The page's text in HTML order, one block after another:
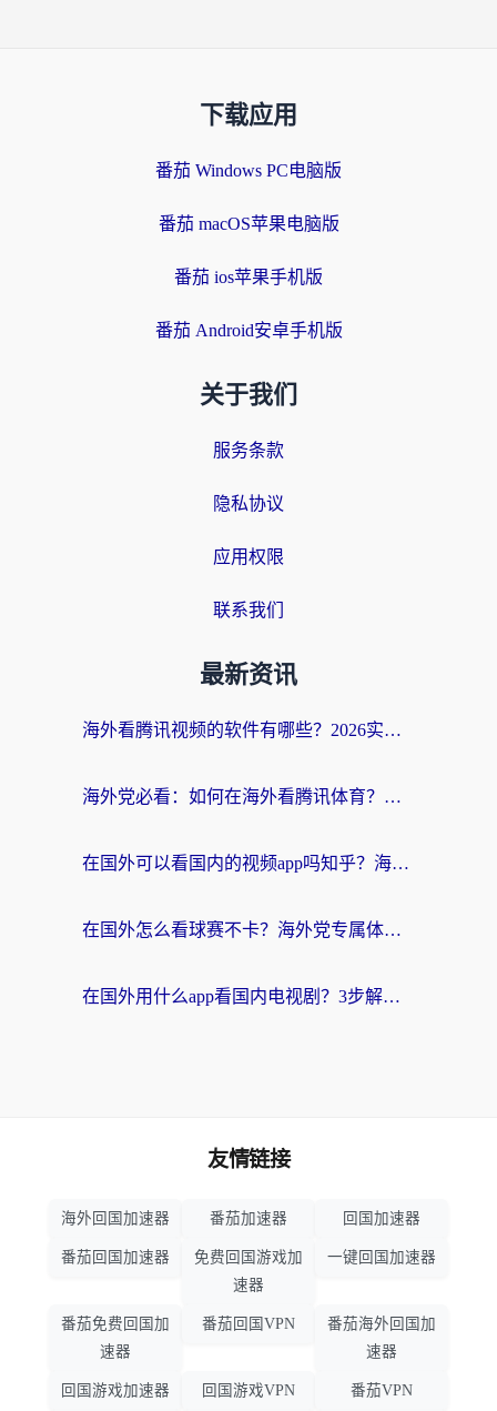
下载应用
番茄 Windows PC电脑版
番茄 macOS苹果电脑版
番茄 ios苹果手机版
番茄 Android安卓手机版
关于我们
服务条款
隐私协议
应用权限
联系我们
最新资讯
海外看腾讯视频的软件有哪些？2026实测有效，留学生都在用的回国加速器指南
海外党必看：如何在海外看腾讯体育？解决赛事直播地区限制的终极指南
在国外可以看国内的视频app吗知乎？海外党亲测有效的追剧加速方案
在国外怎么看球赛不卡？海外党专属体育直播自由指南
在国外用什么app看国内电视剧？3步解决版权限制+卡顿难题
友情链接
海外回国加速器 番茄加速器 回国加速器
番茄回国加速器
免费回国游戏加
速器
一键回国加速器
番茄免费回国加
速器
番茄回国VPN
番茄海外回国加
速器
回国游戏加速器 回国游戏VPN 番茄VPN